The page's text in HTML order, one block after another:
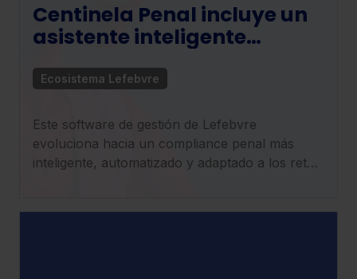
Centinela Penal incluye un
asistente inteligente
las fases clave del proceso
Ecosistema Lefebvre
Este software de gestión de Lefebvre
evoluciona hacia un compliance penal más
inteligente, automatizado y adaptado a los retos